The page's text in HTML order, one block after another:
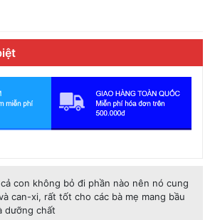
con không bỏ đi phần nào nên nó cung
can-xi, rất tốt cho các bà mẹ mang bầu
dưỡng chất